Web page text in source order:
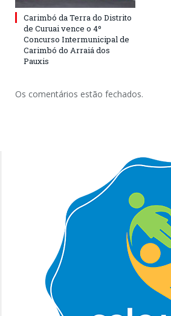
Carimbó da Terra do Distrito
de Curuai vence o 4º
Concurso Intermunicipal de
Carimbó do Arraiá dos
Pauxis
Os comentários estão fechados.